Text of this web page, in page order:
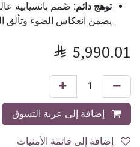
توهج دائم: صُمم بانسيابية
يضمن انعكاس الضوء
 5,990.01
إضافة إلى عربة التسوق